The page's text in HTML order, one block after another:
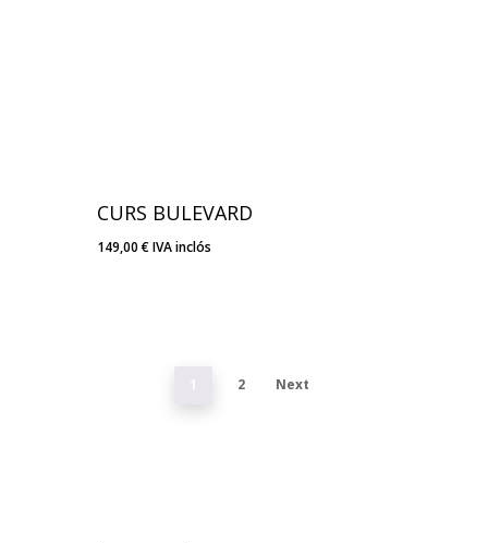
CURS BULEVARD
149,00€IVA inclós
1 2 Next